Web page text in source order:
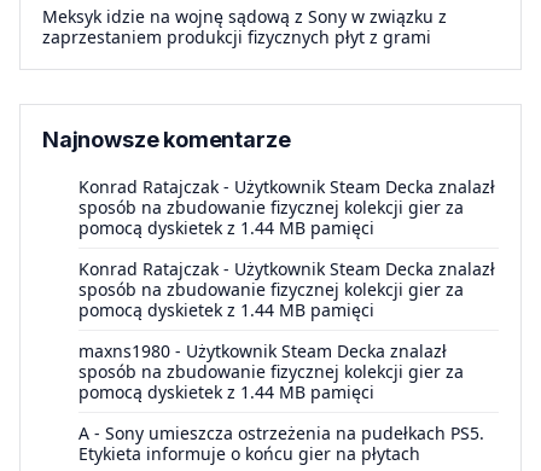
Meksyk idzie na wojnę sądową z Sony w związku z
zaprzestaniem produkcji fizycznych płyt z grami
Najnowsze komentarze
Konrad Ratajczak - Użytkownik Steam Decka znalazł
sposób na zbudowanie fizycznej kolekcji gier za
pomocą dyskietek z 1.44 MB pamięci
Konrad Ratajczak - Użytkownik Steam Decka znalazł
sposób na zbudowanie fizycznej kolekcji gier za
pomocą dyskietek z 1.44 MB pamięci
maxns1980 - Użytkownik Steam Decka znalazł
sposób na zbudowanie fizycznej kolekcji gier za
pomocą dyskietek z 1.44 MB pamięci
A - Sony umieszcza ostrzeżenia na pudełkach PS5.
Etykieta informuje o końcu gier na płytach